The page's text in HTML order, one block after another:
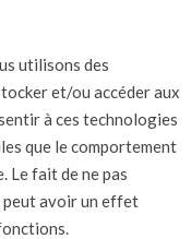
utilisons des
et/ou accéder aux
à ces technologies
que le comportement
Le fait de ne pas
peut avoir un effet